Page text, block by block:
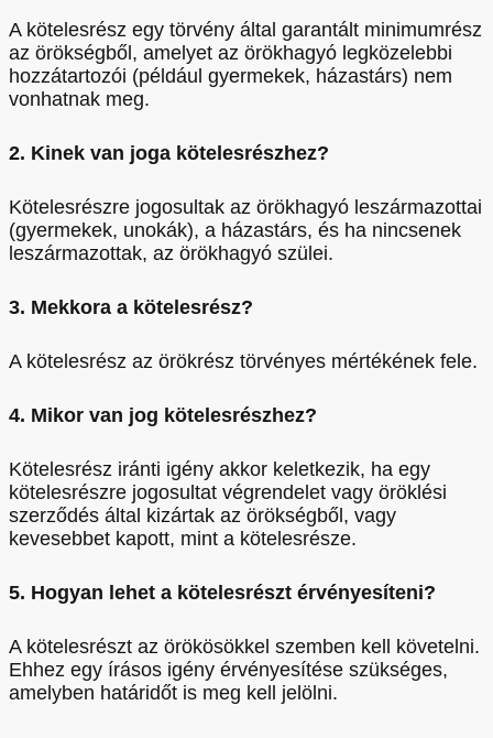
A kötelesrész egy törvény által garantált minimumrész
az örökségből, amelyet az örökhagyó legközelebbi
hozzátartozói (például gyermekek, házastárs) nem
vonhatnak meg.
2. Kinek van joga kötelesrészhez?
Kötelesrészre jogosultak az örökhagyó leszármazottai
(gyermekek, unokák), a házastárs, és ha nincsenek
leszármazottak, az örökhagyó szülei.
3. Mekkora a kötelesrész?
A kötelesrész az örökrész törvényes mértékének fele.
4. Mikor van jog kötelesrészhez?
Kötelesrész iránti igény akkor keletkezik, ha egy
kötelesrészre jogosultat végrendelet vagy öröklési
szerződés által kizártak az örökségből, vagy
kevesebbet kapott, mint a kötelesrésze.
5. Hogyan lehet a kötelesrészt érvényesíteni?
A kötelesrészt az örökösökkel szemben kell követelni.
Ehhez egy írásos igény érvényesítése szükséges,
amelyben határidőt is meg kell jelölni.